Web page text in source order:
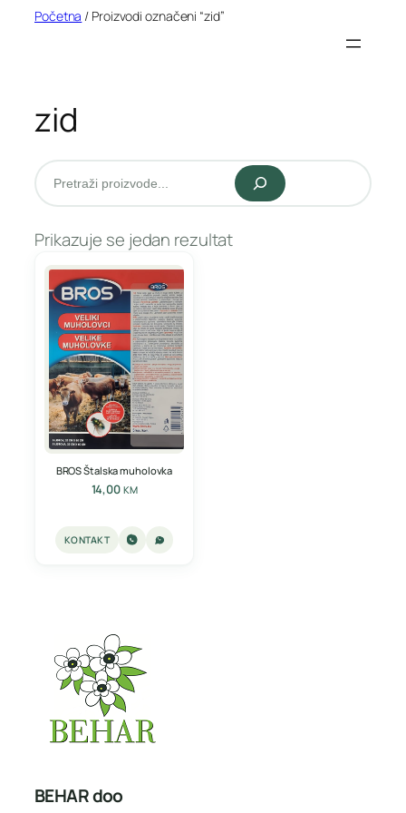
Početna / Proizvodi označeni “zid”
zid
Pretraži
Prikazuje se jedan rezultat
BROS Štalska muholovka
14,00 KM
KONTAKT
BEHAR doo